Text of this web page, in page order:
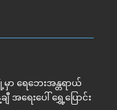
ရေဘေးအန္တရာယ်
အရေးပေါ် ရွှေ့ပြောင်း